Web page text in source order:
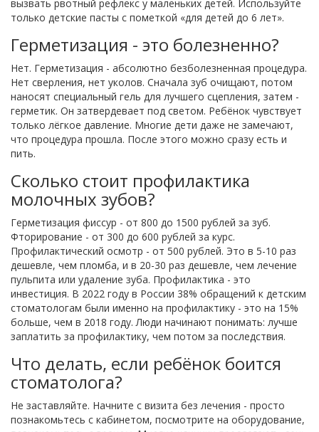
вызвать рвотный рефлекс у маленьких детей. Используйте
только детские пасты с пометкой «для детей до 6 лет».
Герметизация - это болезненно?
Нет. Герметизация - абсолютно безболезненная процедура.
Нет сверления, нет уколов. Сначала зуб очищают, потом
наносят специальный гель для лучшего сцепления, затем -
герметик. Он затвердевает под светом. Ребёнок чувствует
только лёгкое давление. Многие дети даже не замечают,
что процедура прошла. После этого можно сразу есть и
пить.
Сколько стоит профилактика
молочных зубов?
Герметизация фиссур - от 800 до 1500 рублей за зуб.
Фторирование - от 300 до 600 рублей за курс.
Профилактический осмотр - от 500 рублей. Это в 5-10 раз
дешевле, чем пломба, и в 20-30 раз дешевле, чем лечение
пульпита или удаление зуба. Профилактика - это
инвестиция. В 2022 году в России 38% обращений к детским
стоматологам были именно на профилактику - это на 15%
больше, чем в 2018 году. Люди начинают понимать: лучше
заплатить за профилактику, чем потом за последствия.
Что делать, если ребёнок боится
стоматолога?
Не заставляйте. Начните с визита без лечения - просто
познакомьтесь с кабинетом, посмотрите на оборудование,